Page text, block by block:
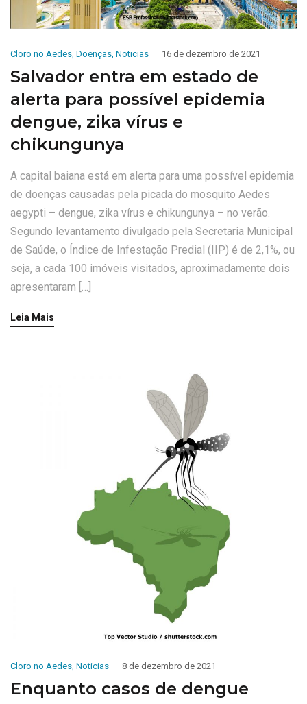
Cloro no Aedes, Doenças, Noticias 16 de dezembro de 2021
Salvador entra em estado de
alerta para possível epidemia
dengue, zika vírus e
chikungunya
A capital baiana está em alerta para uma possível epidemia
de doenças causadas pela picada do mosquito Aedes
aegypti – dengue, zika vírus e chikungunya – no verão.
Segundo levantamento divulgado pela Secretaria Municipal
de Saúde, o Índice de Infestação Predial (IIP) é de 2,1%, ou
seja, a cada 100 imóveis visitados, aproximadamente dois
apresentaram […]
Leia Mais
Cloro no Aedes, Noticias 8 de dezembro de 2021
Enquanto casos de dengue